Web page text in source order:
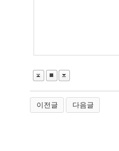
이전글 다음글